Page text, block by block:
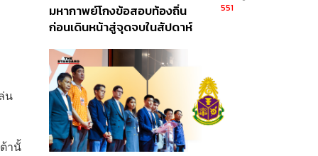
น
านั้
มหากาพย์โกงข้อสอบท้องถิ่น
ก่อนเดินหน้าสู่จุดจบในสัปดาห์
551